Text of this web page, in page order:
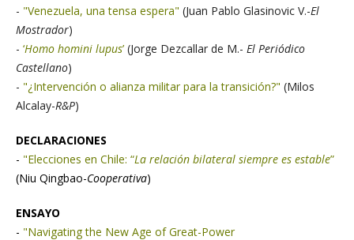
- "Venezuela, una tensa espera" (Juan Pablo Glasinovic V.-El
Mostrador)
- ‘Homo homini lupus’ (Jorge Dezcallar de M.- El Periódico
Castellano)
- "¿Intervención o alianza militar para la transición?" (Milos
Alcalay-R&P)
DECLARACIONES
- "Elecciones en Chile: “La relación bilateral siempre es estable”
(Niu Qingbao-Cooperativa)
ENSAYO
- "Navigating the New Age of Great-Power